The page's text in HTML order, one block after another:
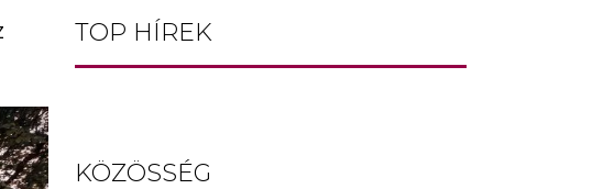
TOP HÍREK
KÖZÖSSÉG